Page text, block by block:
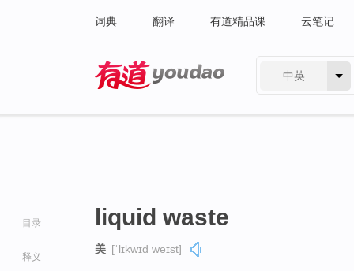
词典 翻译 有道精品课 云笔记
中英
目录
释义
liquid waste
美 [ˈlɪkwɪd weɪst]